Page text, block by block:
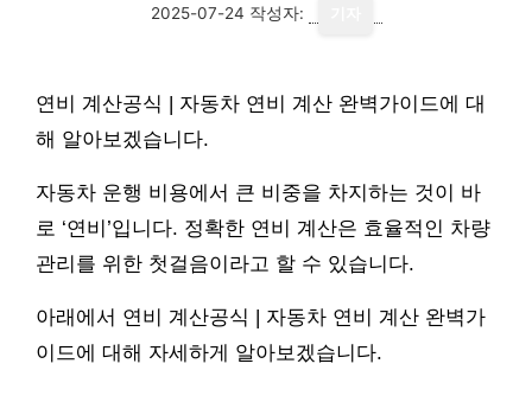
2025-07-24 작성자:
연비 계산공식 | 자동차 연비 계산 완벽가이드에 대
해 알아보겠습니다.
자동차 운행 비용에서 큰 비중을 차지하는 것이 바
로 ‘연비’입니다. 정확한 연비 계산은 효율적인 차량
관리를 위한 첫걸음이라고 할 수 있습니다.
아래에서 연비 계산공식 | 자동차 연비 계산 완벽가
이드에 대해 자세하게 알아보겠습니다.